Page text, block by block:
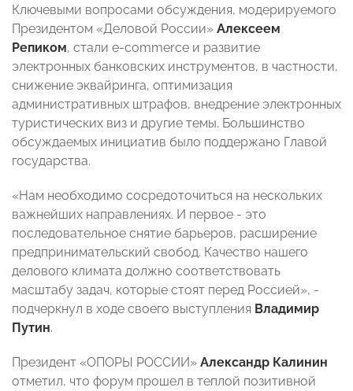
Ключевыми вопросами обсуждения, модерируемого
Президентом «Деловой России» Алексеем
Репиком, стали e-commerce и развитие
электронных банковских инструментов, в частности,
снижение эквайринга, оптимизация
административных штрафов, внедрение электронных
туристических виз и другие темы. Большинство
обсуждаемых инициатив было поддержано Главой
государства.
«Нам необходимо сосредоточиться на нескольких
важнейших направлениях. И первое - это
последовательное снятие барьеров, расширение
предпринимательский свобод. Качество нашего
делового климата должно соответствовать
масштабу задач, которые стоят перед Россией», -
подчеркнул в ходе своего выступления Владимир
Путин.
Президент «ОПОРЫ РОССИИ» Александр Калинин
отметил, что форум прошел в теплой позитивной